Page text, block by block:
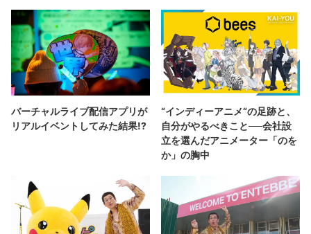
バーチャルライブ配信アプリが
リアルイベントしてみた結果!?
“インディーアニメ“の足跡と、
自分がやるべきこと──会社設
立を選んだアニメーター「のを
か」の胸中